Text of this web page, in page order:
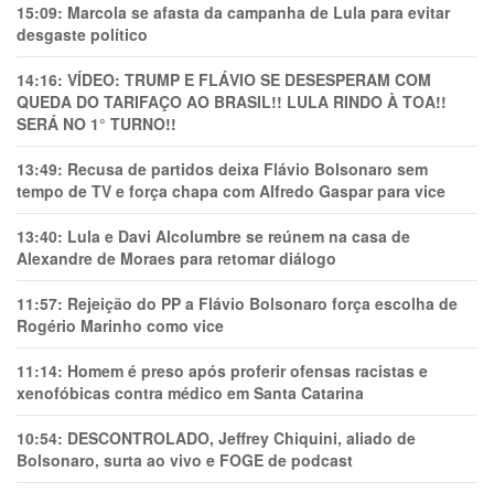
15:09: Marcola se afasta da campanha de Lula para evitar
desgaste político
14:16: VÍDEO: TRUMP E FLÁVIO SE DESESPERAM COM
QUEDA DO TARIFAÇO AO BRASIL!! LULA RINDO À TOA!!
SERÁ NO 1° TURNO!!
13:49: Recusa de partidos deixa Flávio Bolsonaro sem
tempo de TV e força chapa com Alfredo Gaspar para vice
13:40: Lula e Davi Alcolumbre se reúnem na casa de
Alexandre de Moraes para retomar diálogo
11:57: Rejeição do PP a Flávio Bolsonaro força escolha de
Rogério Marinho como vice
11:14: Homem é preso após proferir ofensas racistas e
xenofóbicas contra médico em Santa Catarina
10:54: DESCONTROLADO, Jeffrey Chiquini, aliado de
Bolsonaro, surta ao vivo e FOGE de podcast